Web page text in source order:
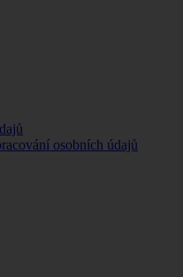
osobních údajů